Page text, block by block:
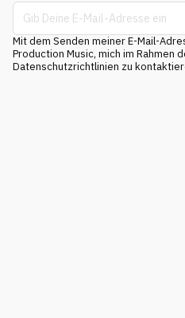
Mit dem Senden meiner E-Mail-
Production Music, mich im Rahmen
Datenschutzrichtlinien zu